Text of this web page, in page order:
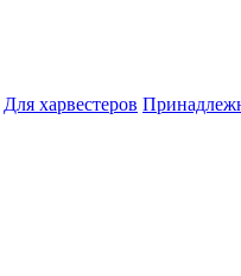
Для харвестеров